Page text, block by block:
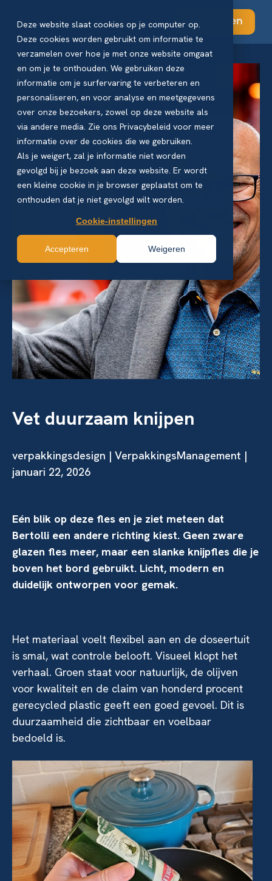
Deze website slaat cookies op je computer op.
Deze cookies worden gebruikt om informatie te
verzamelen over hoe je met onze website omgaat
en om je te onthouden. We gebruiken deze
informatie om je surfervaring te verbeteren en
personaliseren, en voor analyse en meetgegevens
over onze bezoekers, zowel op deze website als
via andere media. Zie ons Privacybeleid voor meer
informatie over de cookies die we gebruiken.
Als je weigert, zal je informatie niet worden
gevolgd bij je bezoek aan deze website. Er wordt
een kleine cookie in je browser geplaatst om te
onthouden dat je niet gevolgd wilt worden.
Cookie-instellingen
Accepteren Weigeren
Abonneren
Vet duurzaam knijpen
verpakkingsdesign | VerpakkingsManagement |
januari 22, 2026
Eén blik op deze fles en je ziet meteen dat
Bertolli een andere richting kiest. Geen zware
glazen fles meer, maar een slanke knijpfles die je
boven het bord gebruikt. Licht, modern en
duidelijk ontworpen voor gemak.
Het materiaal voelt flexibel aan en de doseertuit
is smal, wat controle belooft. Visueel klopt het
verhaal. Groen staat voor natuurlijk, de olijven
voor kwaliteit en de claim van honderd procent
gerecycled plastic geeft een goed gevoel. Dit is
duurzaamheid die zichtbaar en voelbaar
bedoeld is.